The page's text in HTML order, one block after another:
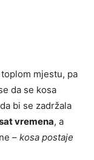
mjestu, pa
da se kosa
bi se zadržala
vremena, a
– kosa postaje